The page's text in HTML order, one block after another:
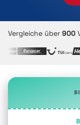
Vergleiche über 900